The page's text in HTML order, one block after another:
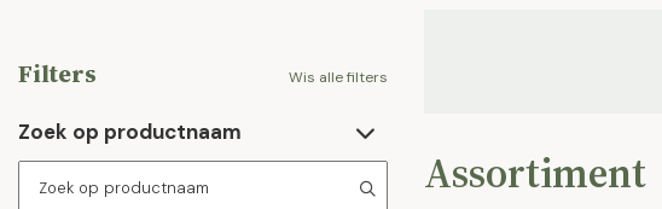
Filters Wis alle filters
Zoek op productnaam
Assortiment